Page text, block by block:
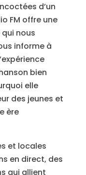
d’un
FM offre une
nous
informe à
bien
elle
des jeunes et
ère
et locales
en direct, des
qui allient